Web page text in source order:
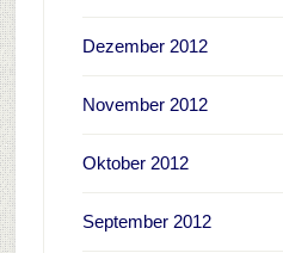
Dezember 2012
November 2012
Oktober 2012
September 2012